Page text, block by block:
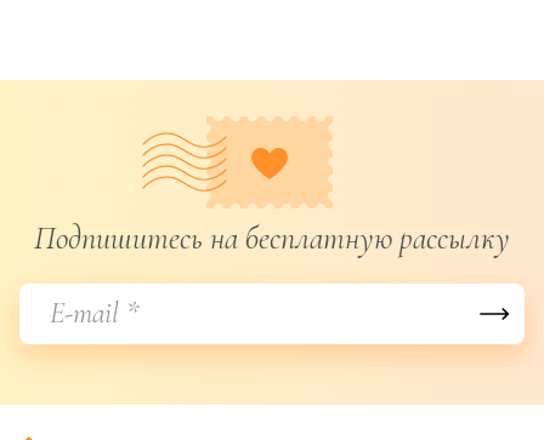
Подпишитесь на бесплатную рассылку